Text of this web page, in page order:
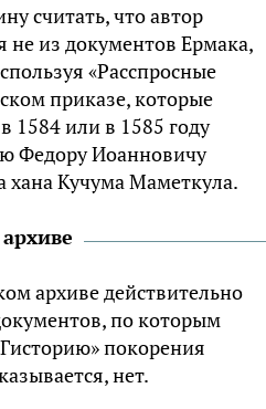
считать, что автор
не из документов Ермака,
«Расспросные
приказе, которые
1584 или в 1585 году
Федору Иоанновичу
хана Кучума Маметкула.
архиве действительно
по которым
покорения
нет.